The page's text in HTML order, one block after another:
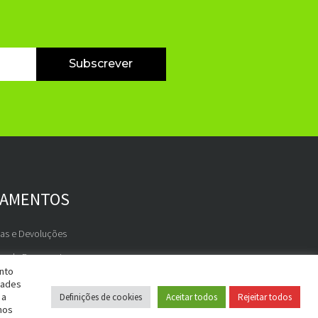
Subscrever
e Devoluções
de Pagamento
Definições de cookies Aceitar todos Rejeitar todos